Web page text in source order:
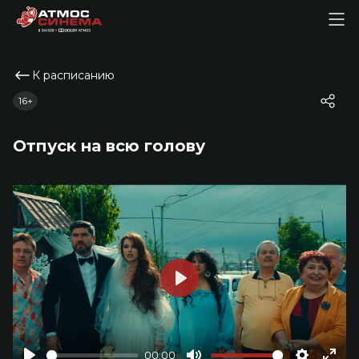
К расписанию
Отпуск на всю голову
16+
00:00
Play